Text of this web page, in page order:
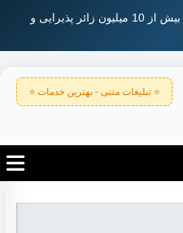
شهرداری تهران از بیش از 10 میلیون زائر پذیرایی و
⭐ تبلیغات متنی - بهترین خدمات ⭐